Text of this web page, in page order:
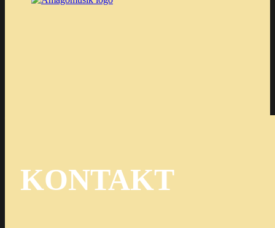
KONTAKT